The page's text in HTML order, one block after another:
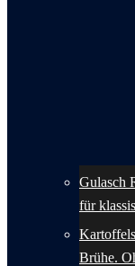
Gulasch
für
Brühe.